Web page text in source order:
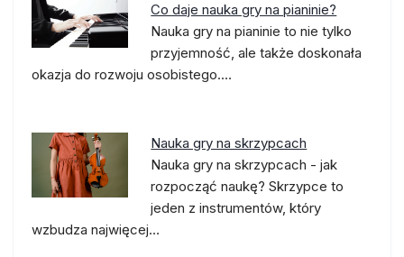
Co daje nauka gry na pianinie?
Nauka gry na pianinie to nie tylko
przyjemność, ale także doskonała
okazja do rozwoju osobistego.…
Nauka gry na skrzypcach
Nauka gry na skrzypcach - jak
rozpocząć naukę? Skrzypce to
jeden z instrumentów, który
wzbudza najwięcej…